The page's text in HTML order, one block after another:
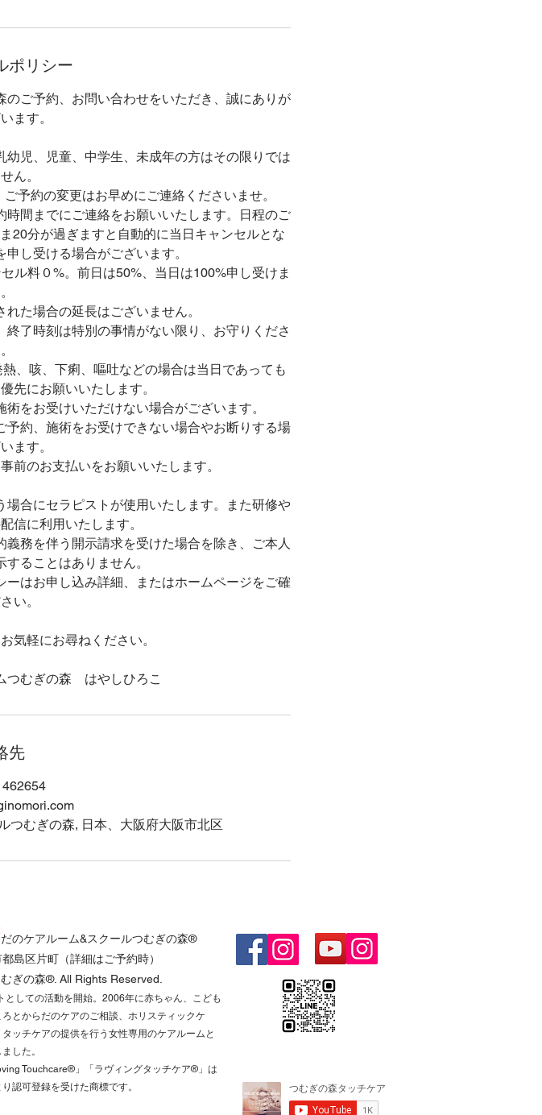
ポリシー
ご予約、お問い合わせをいただき、誠にありが
ます。
幼児、児童、中学生、未成年の方はその限りでは
ん。
予約の変更はお早めにご連絡くださいませ。
時間までにご連絡をお願いいたします。日程のご
20分が過ぎますと自動的に当日キャンセルとな
し受ける場合がございます。
ル料０%。前日は50%、当日は100%申し受けま
た場合の延長はございません。
了時刻は特別の事情がない限り、お守りくださ
、咳、下痢、嘔吐などの場合は当日であっても
先にお願いいたします。
をお受けいただけない場合がございます。
予約、施術をお受けできない場合やお断りする場
ます。
前のお支払いをお願いいたします。
場合にセラピストが使用いたします。また研修や
信に利用いたします。
務を伴う開示請求を受けた場合を除き、ご本人
ることはありません。
ーはお申し込み詳細、またはホームページをご確
い。
気軽にお尋ねください。
つむぎの森 はやしひろこ
先
つむぎの森, 日本、大阪府大阪市北区
のケアルーム&スクールつむぎの森®
島区片町（詳細はご予約時）
ぎの森®. All Rights Reserved.​
としての活動を開始。2006年に赤ちゃん、こども
とからだのケアのご相談、ホリスティックケ
ッチケアの提供を行う女性専用のケアルームと
した。
Touchcare®️」「ラヴィングタッチケア®️」は
認可登録を受けた商標です。